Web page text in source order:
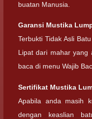
buatan Manusia.
Garansi Mustika
Terbukti Tidak Asli
Lipat dari mahar yang
baca di menu Wajib
Sertifikat Mustika
Apabila anda masih
dengan keaslian